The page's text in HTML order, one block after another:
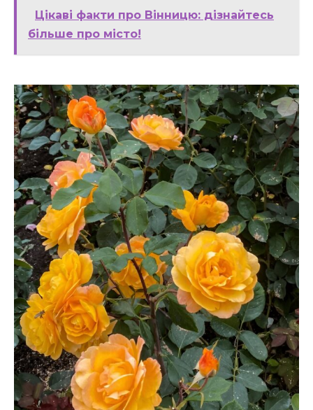
Цікаві факти про Вінницю: дізнайтесь
більше про місто!